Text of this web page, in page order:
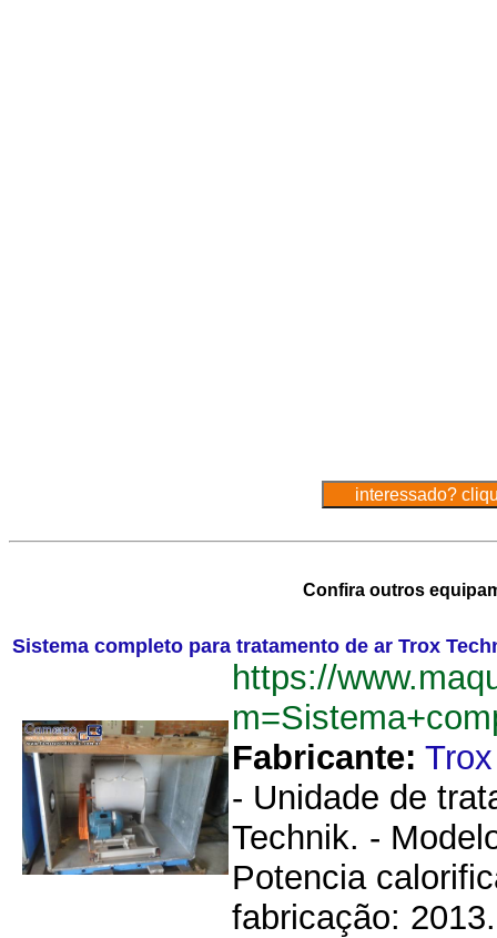
Confira outros
Sistema completo para tratamento de ar Trox
https://
Fabricante:
- Unidade de
Technik. -
Potencia
fabricação: